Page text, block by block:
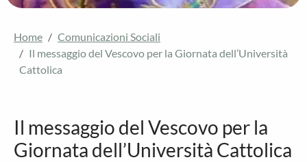
Home
Comunicazioni Sociali
Il messaggio del Vescovo per la Giornata dell’Università
Cattolica
Il messaggio del Vescovo per la
Giornata dell’Università Cattolica